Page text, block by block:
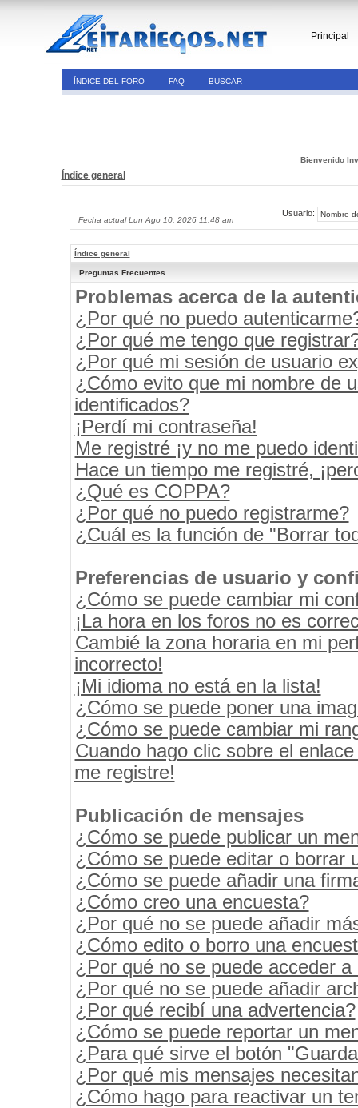
Principal
ÍNDICE DEL FORO FAQ BUSCAR
Bienvenido
Índice general
Fecha actual Lun Ago 10, 2026 11:48 am
Usuario:
Índice general
Preguntas Frecuentes
Problemas acerca de la
¿Por qué no puedo
¿Por qué me tengo que
¿Por qué mi sesión de usuario
¿Cómo evito que mi nombre de
identificados?
¡Perdí mi contraseña!
Me registré ¡y no me puedo
Hace un tiempo me registré,
¿Qué es COPPA?
¿Por qué no puedo registrarme?
¿Cuál es la función de "Borrar
Preferencias de usuario y
¿Cómo se puede cambiar mi
¡La hora en los foros no es
Cambié la zona horaria en mi
incorrecto!
¡Mi idioma no está en la lista!
¿Cómo se puede poner una
¿Cómo se puede cambiar mi
Cuando hago clic sobre el
me registre!
Publicación de mensajes
¿Cómo se puede publicar un
¿Cómo se puede editar o borrar
¿Cómo se puede añadir una
¿Cómo creo una encuesta?
¿Por qué no se puede añadir
¿Cómo edito o borro una
¿Por qué no se puede acceder a
¿Por qué no se puede añadir
¿Por qué recibí una advertencia?
¿Cómo se puede reportar un
¿Para qué sirve el botón
¿Por qué mis mensajes
¿Cómo hago para reactivar un